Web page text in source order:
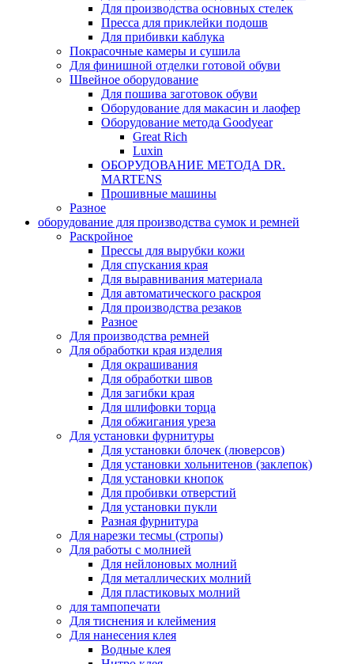
Для производства основных стелек
Пресса для приклейки подошв
Для прибивки каблука
Покрасочные камеры и сушила
Для финишной отделки готовой обуви
Швейное оборудование
Для пошива заготовок обуви
Оборудование для макасин и лаофер
Оборудование метода Goodyear
Great Rich
Luxin
ОБОРУДОВАНИЕ МЕТОДА DR.
MARTENS
Прошивные машины
Разное
оборудование для производства сумок и ремней
Раскройное
Прессы для вырубки кожи
Для спускания края
Для выравнивания материала
Для автоматического раскроя
Для производства резаков
Разное
Для производства ремней
Для обработки края изделия
Для окрашивания
Для обработки швов
Для загибки края
Для шлифовки торца
Для обжигания уреза
Для установки фурнитуры
Для установки блочек (люверсов)
Для установки хольнитенов (заклепок)
Для установки кнопок
Для пробивки отверстий
Для установки пукли
Разная фурнитура
Для нарезки тесмы (стропы)
Для работы с молнией
Для нейлоновых молний
Для металлических молний
Для пластиковых молний
для тампопечати
Для тиснения и клеймения
Для нанесения клея
Водные клея